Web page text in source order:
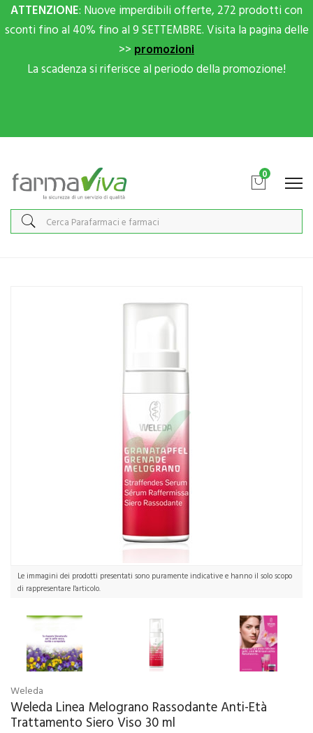
ATTENZIONE: Nuove imperdibili offerte, 272 prodotti con
sconti fino al 40% fino al 9 SETTEMBRE. Visita la pagina delle
>> promozioni
La scadenza si riferisce al periodo della promozione!
0
Viso 30 ml
Le immagini dei prodotti presentati sono puramente indicative e hanno il solo scopo
di rappresentare l'articolo.
Weleda
Weleda Linea Melograno Rassodante Anti-Età
Trattamento Siero Viso 30 ml